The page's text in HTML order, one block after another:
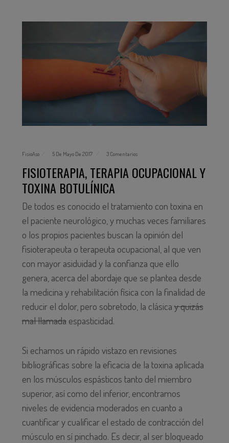
FisioAso 5 De Mayo De 2017 3 Comentarios
FISIOTERAPIA, TERAPIA OCUPACIONAL Y
TOXINA BOTULÍNICA
De todos es conocido el tratamiento con toxina en
el paciente neurológico, y muchas veces familiares
o los propios pacientes buscan la opinión del
fisioterapeuta o terapeuta ocupacional, al que ven
con mayor asiduidad y la confianza que ello
genera, acerca del abordaje que se plantea desde
la medicina y rehabilitación física con la finalidad de
reducir el dolor, pero sobretodo, la clásicay quizás
mal llamadaespasticidad.
Si echamos un rápido vistazo en revisiones
bibliográficas sobre la eficacia de la toxina aplicada
en los músculos espásticos tanto del miembro
superior, así como del inferior, encontramos
niveles de evidencia moderados en cuanto a
cuantificar y cualificar el estado de contracción del
músculo en sí pinchado. Es decir, al ser bloqueado